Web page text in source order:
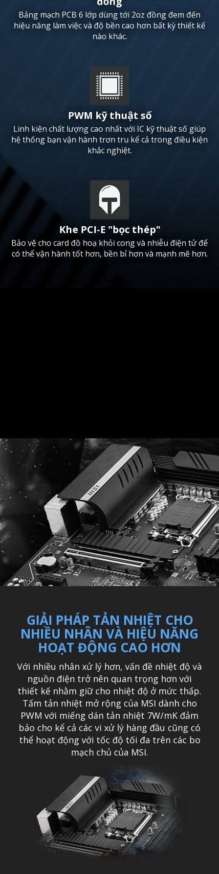
Bảng mạch PCB 6 lớp dùng tới 2oz đồng đem đến
hiệu năng làm việc và độ bền cao hơn bất kỳ thiết kế
nào khác.
PWM kỹ thuật số
Linh kiện chất lượng cao nhất với IC kỹ thuật số giúp
hệ thống bạn vận hành trơn tru kể cả trong điều kiện
khắc nghiệt.
Khe PCI-E "bọc thép"
Bảo vệ cho card đồ hoạ khỏi cong và nhiễu điện tử để
có thể vận hành tốt hơn, bền bỉ hơn và mạnh mẽ hơn.
GIẢI PHÁP TẢN NHIỆT CHO
NHIỀU NHÂN VÀ HIỆU NĂNG
HOẠT ĐỘNG CAO HƠN
Với nhiều nhân xử lý hơn, vấn đề nhiệt độ và
nguồn điện trở nên quan trọng hơn với
thiết kế nhằm giữ cho nhiệt độ ở mức thấp.
Tấm tản nhiệt mở rộng của MSI dành cho
PWM với miếng dán tản nhiệt 7W/mK đảm
bảo cho kể cả các vi xử lý hàng đầu cũng có
thể hoạt động với tốc độ tối đa trên các bo
mạch chủ của MSI.